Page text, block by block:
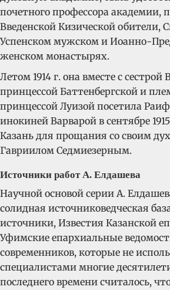
почетного профессора академии,
Введенской Кизической обители,
Успенском мужском и Иоанно-
женском монастырях.
Летом 1914 г. она вместе с сестрой
принцессой Баттенбергской и
принцессой Луизой посетила
инокиней Варварой в сентябре
Казань для прощания со своим
Гавриилом Седмиезерным.
Источники работ А. Елдашева
Научной основой серии А.
солидная источниковедческая
источники, Известия Казанской
Уфимские епархиальные
современников, которые не
специалистами многие
последнего времени считалось,